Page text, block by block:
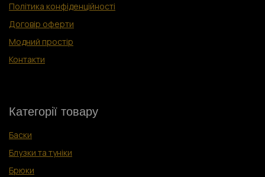
Політика конфіденційності
Договір оферти
Модний простір
Контакти
Категорії товару
Баски
Блузки та туніки
Брюки